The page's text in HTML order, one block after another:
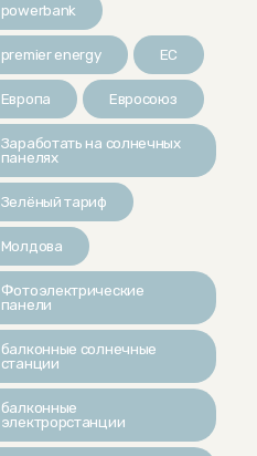
powerbank
premier energy ЕС
Европа Евросоюз
Заработать на солнечных
панелях
Зелёный тариф
Молдова
Фотоэлектрические
панели
балконные солнечные
станции
балконные
электрорстанции